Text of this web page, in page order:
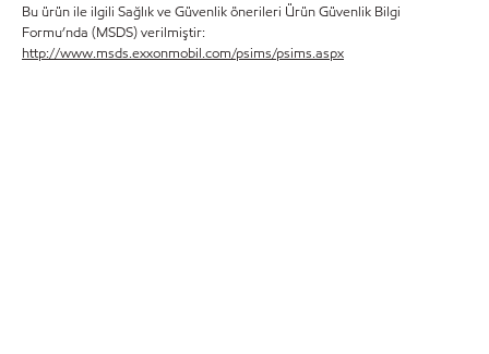
Bu ürün ile ilgili Sağlık ve Güvenlik önerileri Ürün Güvenlik Bilgi
Formu’nda (MSDS) verilmiştir:
http://www.msds.exxonmobil.com/psims/psims.aspx